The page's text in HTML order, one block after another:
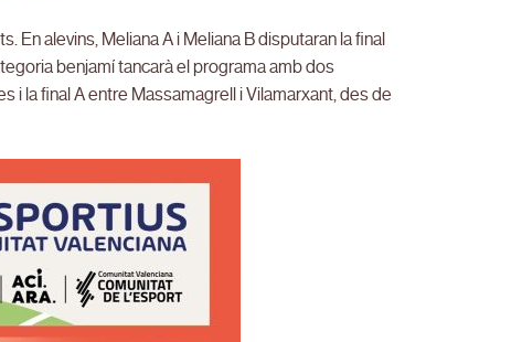
alevins, Meliana A i Meliana B disputaran la final
benjamí tancarà el programa amb dos
i la final A entre Massamagrell i Vilamarxant, des de